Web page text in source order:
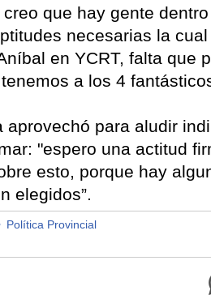
que hay gente
necesarias la
en YCRT, falta que
a los 4
aprovechó para aludir
"espero una actitud
esto, porque hay
elegidos”.
Política Provincial